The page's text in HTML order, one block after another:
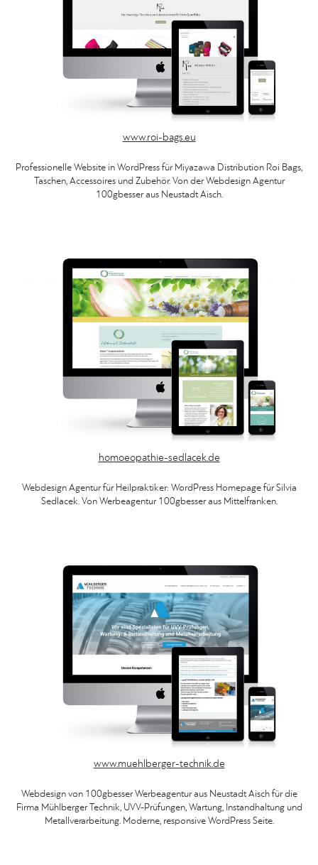
www.roi-bags.eu
Professionelle Website in WordPress für Miyazawa Distribution Roi Bags,
Taschen, Accessoires und Zubehör. Von der Webdesign Agentur
100gbesser aus Neustadt Aisch.
homoeopathie-sedlacek.de
Webdesign Agentur für Heilpraktiker: WordPress Homepage für Silvia
Sedlacek. Von Werbeagentur 100gbesser aus Mittelfranken.
www.muehlberger-technik.de
Webdesign von 100gbesser Werbeagentur aus Neustadt Aisch für die
Firma Mühlberger Technik, UVV-Prüfungen, Wartung, Instandhaltung und
Metallverarbeitung. Moderne, responsive WordPress Seite.